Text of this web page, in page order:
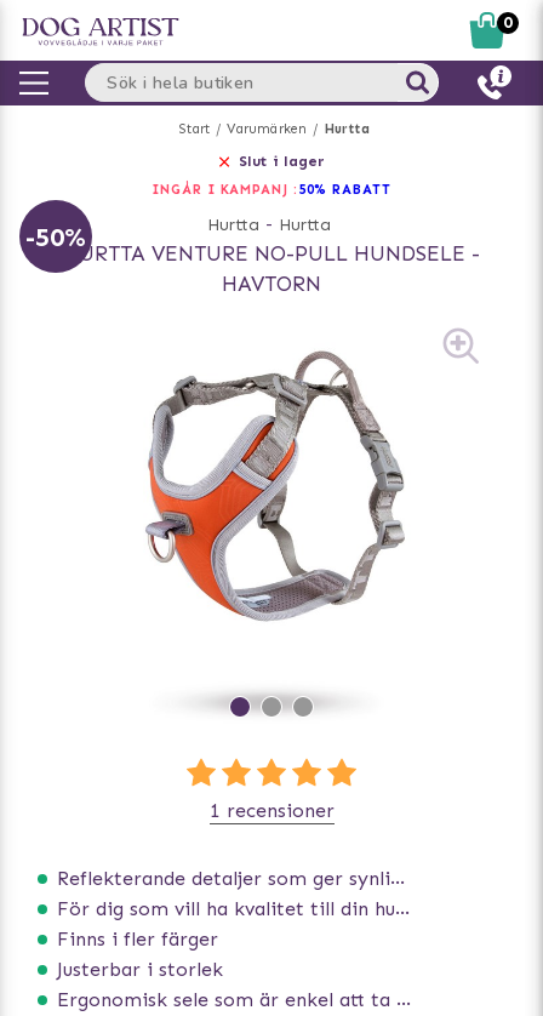
Start Varumärken Hurtta
Slut i lager
INGÅR I KAMPANJ : 50% RABATT
-50% Hurtta - Hurtta
HURTTA VENTURE NO-PULL HUNDSELE -
HAVTORN
Reflekterande detaljer som ger synlighet i svagt ljus
För dig som vill ha kvalitet till din hund!
Finns i fler färger
Justerbar i storlek
Ergonomisk sele som är enkel att ta på och av
1 recensioner
0